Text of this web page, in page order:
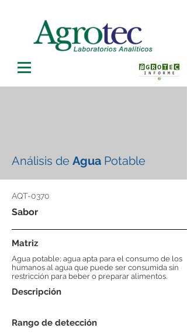
Análisis de Agua Potable
AQT-0370
Sabor
Matriz
Agua potable; agua apta para el consumo de los
humanos al agua que puede ser consumida sin
restricción para beber o preparar alimentos.
Descripción
Rango de detección